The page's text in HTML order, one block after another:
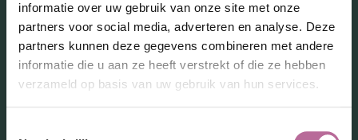
informatie over uw gebruik van onze site met onze
partners voor social media, adverteren en analyse. Deze
partners kunnen deze gegevens combineren met andere
informatie die u aan ze heeft verstrekt of die ze hebben
verzameld op basis van uw gebruik van hun services.